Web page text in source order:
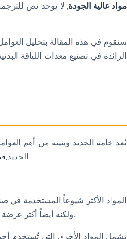
مواد عالية الجودة, لا يوجد نص
سنقوم في هذه المقالة بتحليل
تُعد خامة الحديد وبنيته من أهم
الحديد, والوزن. ستحدد البنية مدى قدرة الحديد على تحمل الاستخدام الكثيف.
المواد الأكثر شيوعاً المستخدمة في
ولكنه أيضاً أكثر عرضة للصدأ. الفولاذ المقاوم للصدأ أغلى ثمناً، ولكنه أيضاً أكثر مقاومة للصدأ والتآكل.
تشمل المواد الأخرى التي تُستخدم